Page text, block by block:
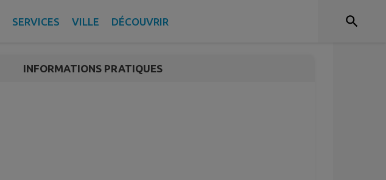
SERVICES VILLE DÉCOUVRIR
INFORMATIONS PRATIQUES